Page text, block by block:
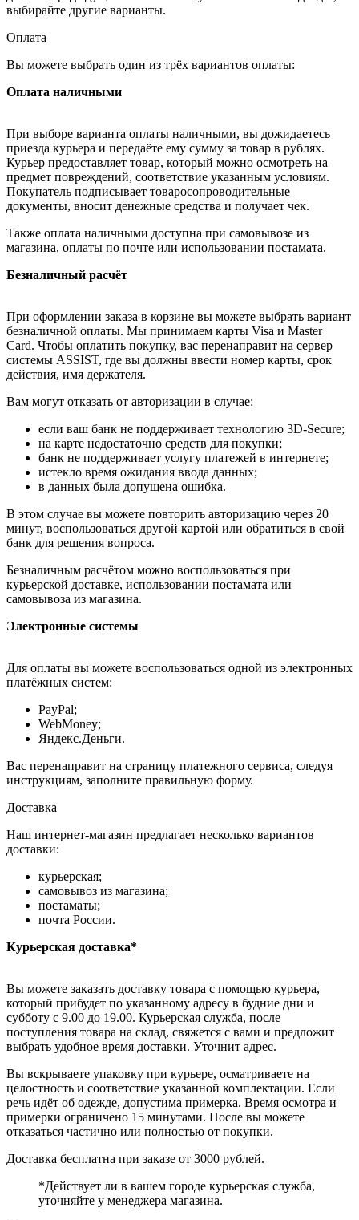
выбирайте другие варианты.
Оплата
Вы можете выбрать один из трёх вариантов оплаты:
Оплата наличными
При выборе варианта оплаты наличными, вы дожидаетесь
приезда курьера и передаёте ему сумму за товар в рублях.
Курьер предоставляет товар, который можно осмотреть на
предмет повреждений, соответствие указанным условиям.
Покупатель подписывает товаросопроводительные
документы, вносит денежные средства и получает чек.
Также оплата наличными доступна при самовывозе из
магазина, оплаты по почте или использовании постамата.
Безналичный расчёт
При оформлении заказа в корзине вы можете выбрать вариант
безналичной оплаты. Мы принимаем карты Visa и Master
Card. Чтобы оплатить покупку, вас перенаправит на сервер
системы ASSIST, где вы должны ввести номер карты, срок
действия, имя держателя.
Вам могут отказать от авторизации в случае:
если ваш банк не поддерживает технологию 3D-Secure;
на карте недостаточно средств для покупки;
банк не поддерживает услугу платежей в интернете;
истекло время ожидания ввода данных;
в данных была допущена ошибка.
В этом случае вы можете повторить авторизацию через 20
минут, воспользоваться другой картой или обратиться в свой
банк для решения вопроса.
Безналичным расчётом можно воспользоваться при
курьерской доставке, использовании постамата или
самовывоза из магазина.
Электронные системы
Для оплаты вы можете воспользоваться одной из электронных
платёжных систем:
PayPal;
WebMoney;
Яндекс.Деньги.
Вас перенаправит на страницу платежного сервиса, следуя
инструкциям, заполните правильную форму.
Доставка
Наш интернет-магазин предлагает несколько вариантов
доставки:
курьерская;
самовывоз из магазина;
постаматы;
почта России.
Курьерская доставка*
Вы можете заказать доставку товара с помощью курьера,
который прибудет по указанному адресу в будние дни и
субботу с 9.00 до 19.00. Курьерская служба, после
поступления товара на склад, свяжется с вами и предложит
выбрать удобное время доставки. Уточнит адрес.
Вы вскрываете упаковку при курьере, осматриваете на
целостность и соответствие указанной комплектации. Если
речь идёт об одежде, допустима примерка. Время осмотра и
примерки ограничено 15 минутами. После вы можете
отказаться частично или полностью от покупки.
Доставка бесплатна при заказе от 3000 рублей.
*Действует ли в вашем городе курьерская служба,
уточняйте у менеджера магазина.